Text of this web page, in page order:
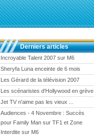
Derniers articles
Incroyable Talent 2007 sur M6
Sheryfa Luna enceinte de 6 mois
Les Gérard de la télévision 2007
Les scénaristes d'Hollywood en grève
Jet TV n'aime pas les vieux ...
Audiences - 4 Novembre : Succès
pour Family Man sur TF1 et Zone
Interdite sur M6